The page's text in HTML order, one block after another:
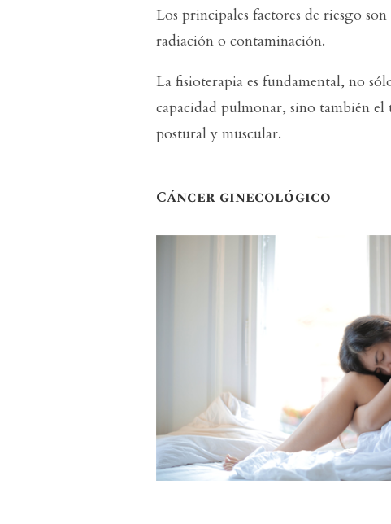
Los principales factores de riesgo
radiación o contaminación.
La fisioterapia es fundamental, no
capacidad pulmonar, sino también
postural y muscular.
Cáncer ginecológico